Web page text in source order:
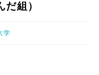
組）
学